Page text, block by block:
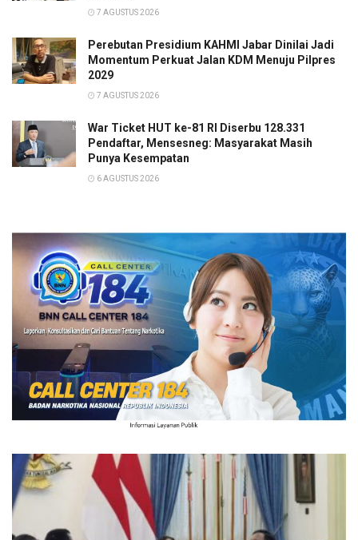
7 AGUSTUS 2026
Perebutan Presidium KAHMI Jabar Dinilai Jadi
Momentum Perkuat Jalan KDM Menuju Pilpres
2029
7 AGUSTUS 2026
War Ticket HUT ke-81 RI Diserbu 128.331
Pendaftar, Mensesneg: Masyarakat Masih
Punya Kesempatan
6 AGUSTUS 2026